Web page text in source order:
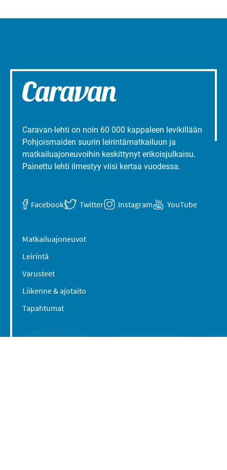
Caravan-lehti on noin 60 000 kappaleen levikillään
Pohjoismaiden suurin leirintämatkailuun ja
matkailuajoneuvoihin keskittynyt erikoisjulkaisu.
Painettu lehti ilmestyy viisi kertaa vuodessa.
Facebook Twitter Instagram YouTube
Matkailuajoneuvot
Leirintä
Varusteet
Liikenne & ajotaito
Tapahtumat